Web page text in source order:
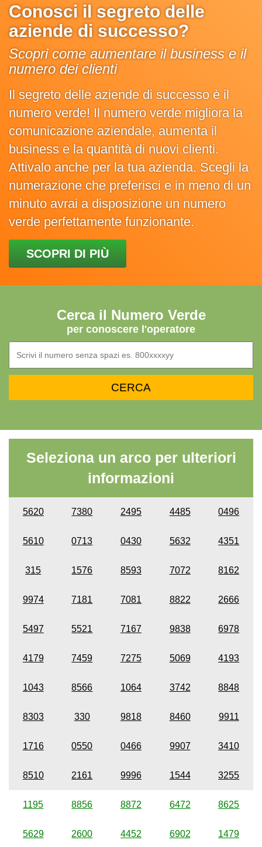
Conosci il segreto delle
aziende di successo?
Scopri come aumentare il business e il
numero dei clienti
Il segreto delle aziende di successo è il
numero verde! Il numero verde migliora la
comunicazione aziendale, aumenta il
business e la quantità di nuovi clienti.
Attivalo anche per la tua azienda. Scegli la
numerazione che preferisci e in meno di un
minuto avrai a disposizione un numero
verde perfettamente funzionante.
SCOPRI DI PIÙ
Cerca il Numero Verde
per conoscere l'operatore
Seleziona un arco per ulteriori
informazioni
5620 7380 2495 4485 0496
5610 0713 0430 5632 4351
315 1576 8593 7072 8162
9974 7181 7081 8822 2666
5497 5521 7167 9838 6978
4179 7459 7275 5069 4193
1043 8566 1064 3742 8848
8303 330 9818 8460 9911
1716 0550 0466 9907 3410
8510 2161 9996 1544 3255
1195 8856 8872 6472 8625
5629 2600 4452 6902 1479